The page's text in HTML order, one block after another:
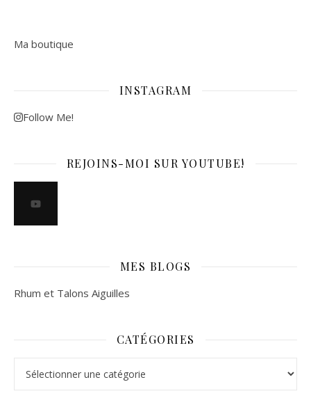
Ma boutique
INSTAGRAM
Follow Me!
REJOINS-MOI SUR YOUTUBE!
MES BLOGS
Rhum et Talons Aiguilles
CATÉGORIES